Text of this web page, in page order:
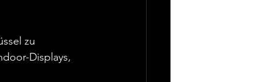
zu
Displays,